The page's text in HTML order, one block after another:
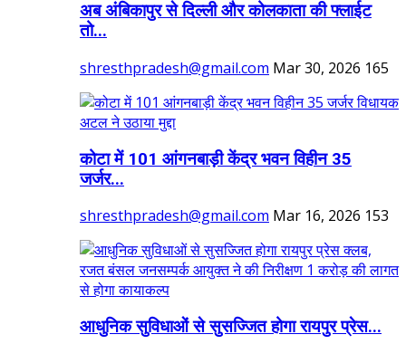
अब अंबिकापुर से दिल्ली और कोलकाता की फ्लाईट
तो...
shresthpradesh@gmail.com Mar 30, 2026 165
कोटा में 101 आंगनबाड़ी केंद्र भवन विहीन 35
जर्जर...
shresthpradesh@gmail.com Mar 16, 2026 153
आधुनिक सुविधाओं से सुसज्जित होगा रायपुर प्रेस...